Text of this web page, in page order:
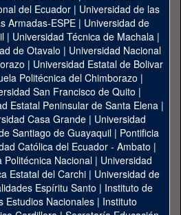
del Ecuador | Universidad de las
Armadas-ESPE | Universidad de
| Universidad Técnica de Machala|
de Otavalo | Universidad Nacional
| Universidad Estatal de Bolivar
Politécnica del Chimborazo |
San Francisco de Quito |
Estatal Peninsular de Santa Elena|
Casa Grande | Universidad
Santiago de Guayaquil| Pontificia
Católica del Ecuador - Ambato |
Politécnica Nacional| Universidad
Estatal del Carchi| Universidad de
Espíritu Santo | Instituto de
Estudios Nacionales | Instituto